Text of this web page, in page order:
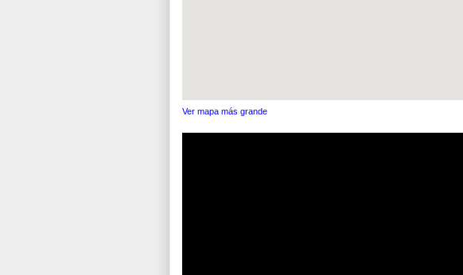
Ver mapa más grande